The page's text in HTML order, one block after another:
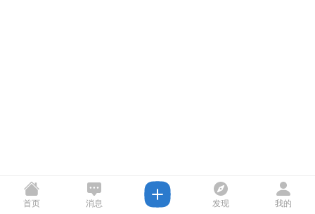
首页 消息 发现 我的